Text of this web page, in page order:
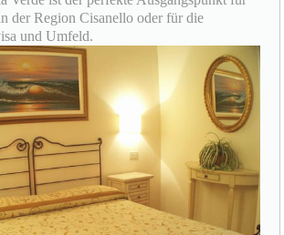
der Region Cisanello oder für die
und Umfeld.